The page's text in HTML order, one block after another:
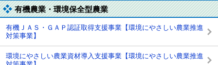
有機農業・環境保全型農業
有機ＪＡＳ・ＧＡＰ認証取得支援事業【環境にやさしい農業推進
対策事業】
環境にやさしい農業資材導入支援事業【環境にやさしい農業推進